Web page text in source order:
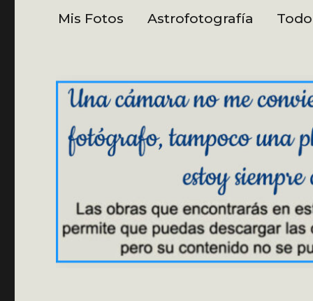
Mis Fotos Astrofotografía